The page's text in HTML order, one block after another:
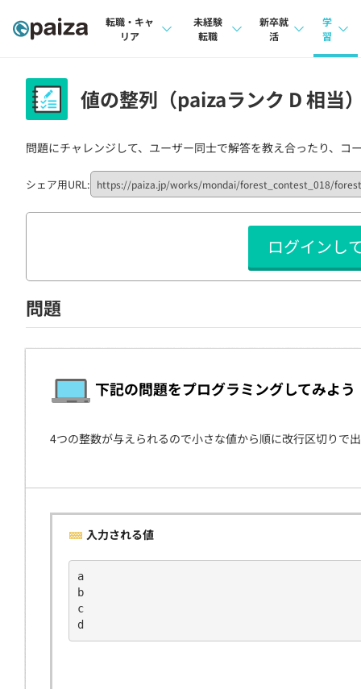
転職・キャ
リア
インタビュー
転職成功ガイド
転職エージェント
未経験
転職
転職成功ガイド
新卒就
活
本選考
新卒エージェント
イベント・セミナー
インタビュー
就活成功ガイド
学
習
問題集
4択
ナレ
リフ
プラン
個人
学校
契約
値の整列（paizaランク D 相当
問題にチャレンジして、ユーザー同士で解答を教え合ったり、コ
シェア用URL:
ログインし
問題
下記の問題をプログラミングしてみよう
4つの整数が与えられるので小さな値から順に改行区切りで
入力される値
a
b
c
d